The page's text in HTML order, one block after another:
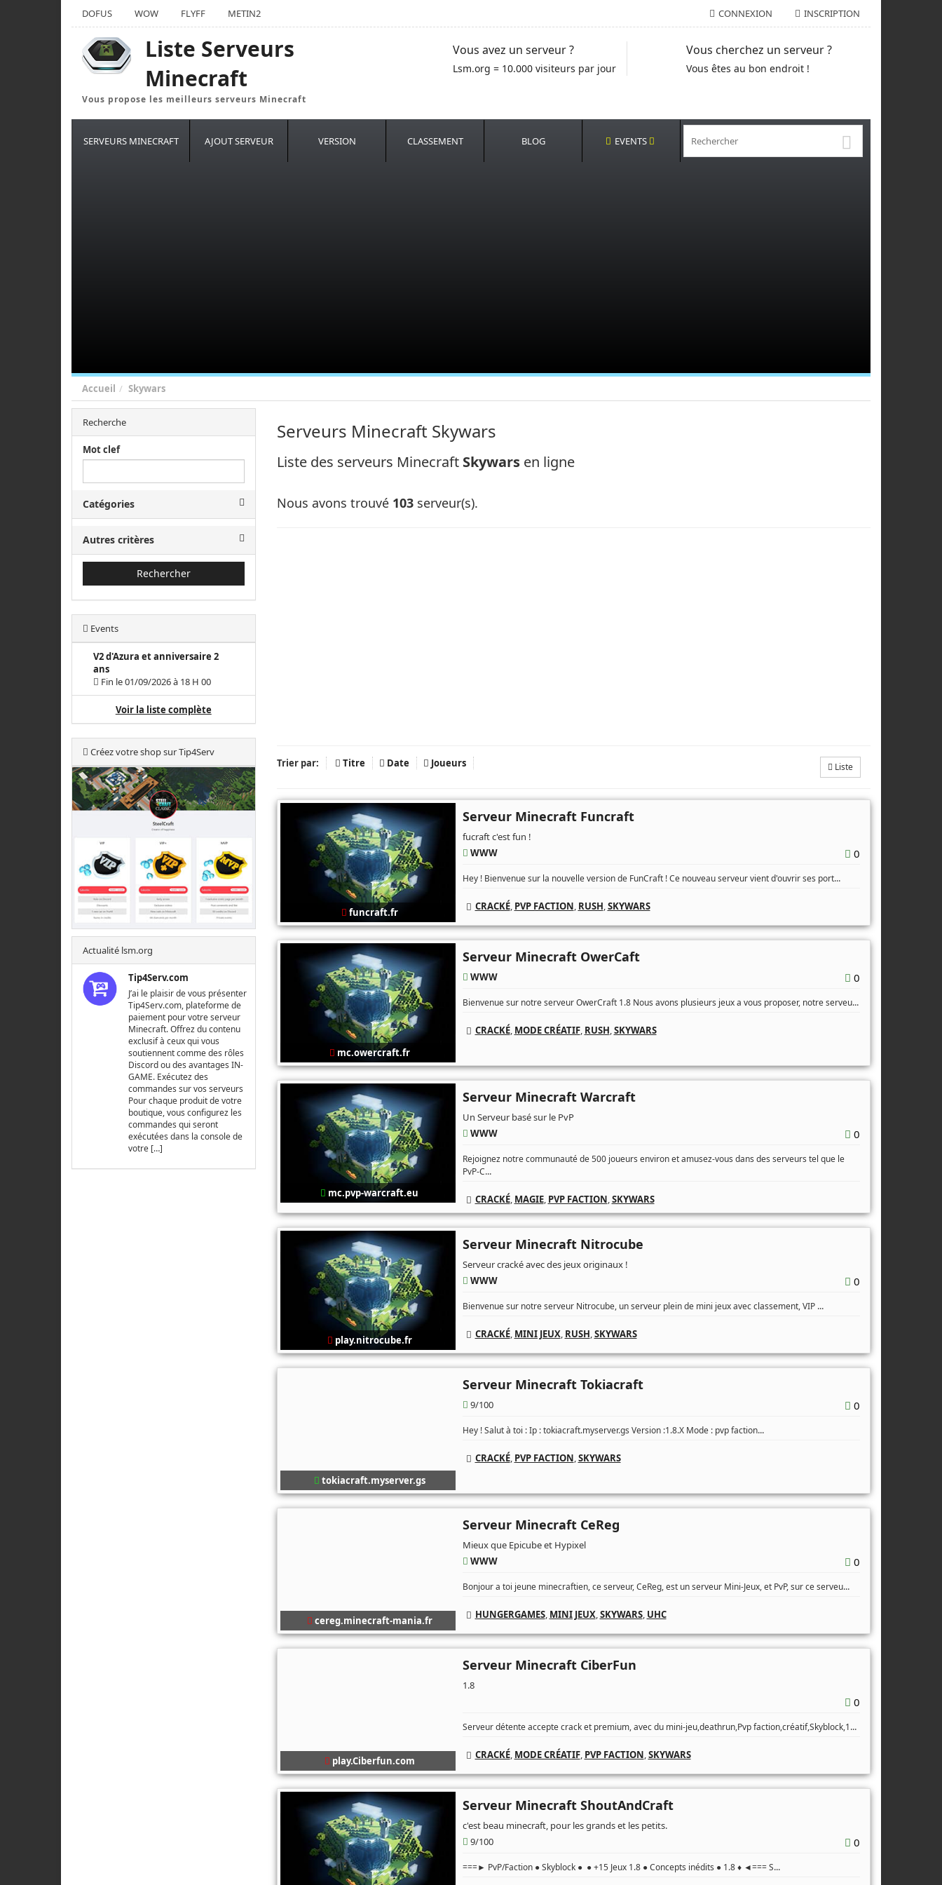
CONNEXION INSCRIPTION
DOFUS WOW FLYFF METIN2
Liste Serveurs
Minecraft
Vous propose les meilleurs serveurs Minecraft
Vous avez un serveur ?
Lsm.org = 10.000 visiteurs par jour
Vous cherchez un serveur ?
Vous êtes au bon endroit !
SERVEURS MINECRAFT AJOUT SERVEUR VERSION CLASSEMENT BLOG EVENTS
Accueil Skywars
Recherche
Mot clef
Catégories
Autres critères
Rechercher
Events
V2 d'Azura et anniversaire 2
ans
Fin le 01/09/2026 à 18 H 00
Voir la liste complète
Créez votre shop sur Tip4Serv
Actualité lsm.org
Tip4Serv.com
J’ai le plaisir de vous présenter
Tip4Serv.com, plateforme de
paiement pour votre serveur
Minecraft. Offrez du contenu
exclusif à ceux qui vous
soutiennent comme des rôles
Discord ou des avantages IN-
GAME. Exécutez des
commandes sur vos serveurs
Pour chaque produit de votre
boutique, vous configurez les
commandes qui seront
exécutées dans la console de
votre […]
Serveurs Minecraft Skywars
Liste des serveurs Minecraft Skywarsen ligne
Nous avons trouvé 103serveur(s).
Trier par: Titre Date Joueurs Liste
funcraft.fr
Serveur Minecraft Funcraft
fucraft c'est fun !
WWW
0
Hey ! Bienvenue sur la nouvelle version de FunCraft ! Ce nouveau serveur vient d'ouvrir ses port...
CRACKÉ, PVP FACTION, RUSH,SKYWARS
mc.owercraft.fr
Serveur Minecraft OwerCaft
WWW 0
Bienvenue sur notre serveur OwerCraft 1.8 Nous avons plusieurs jeux a vous proposer, notre serveu...
CRACKÉ, MODE CRÉATIF, RUSH,SKYWARS
mc.pvp-warcraft.eu
Serveur Minecraft Warcraft
Un Serveur basé sur le PvP
WWW
0
Rejoignez notre communauté de 500 joueurs environ et amusez-vous dans des serveurs tel que le
PvP-C...
CRACKÉ, MAGIE, PVP FACTION,SKYWARS
play.nitrocube.fr
Serveur Minecraft Nitrocube
Serveur cracké avec des jeux originaux !
WWW
0
Bienvenue sur notre serveur Nitrocube, un serveur plein de mini jeux avec classement, VIP ...
CRACKÉ, MINI JEUX, RUSH,SKYWARS
tokiacraft.myserver.gs
Serveur Minecraft Tokiacraft
9/100 0
Hey ! Salut à toi : Ip : tokiacraft.myserver.gs Version :1.8.X Mode : pvp faction...
CRACKÉ, PVP FACTION,SKYWARS
cereg.minecraft-mania.fr
Serveur Minecraft CeReg
Mieux que Epicube et Hypixel
WWW
0
Bonjour a toi jeune minecraftien, ce serveur, CeReg, est un serveur Mini-Jeux, et PvP, sur ce serveu...
HUNGERGAMES, MINI JEUX,SKYWARS, UHC
play.Ciberfun.com
Serveur Minecraft CiberFun
1.8
0
Serveur détente accepte crack et premium, avec du mini-jeu,deathrun,Pvp faction,créatif,Skyblock,1...
CRACKÉ, MODE CRÉATIF, PVP FACTION,SKYWARS
Serveur Minecraft ShoutAndCraft
c'est beau minecraft, pour les grands et les petits.
9/100
0
===► PvP/Faction ● Skyblock ● ● +15 Jeux 1.8 ● Concepts inédits ● 1.8 ♦ ◄=== S...